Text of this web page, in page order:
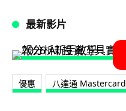
最新影片
優惠 八達通 Mastercard